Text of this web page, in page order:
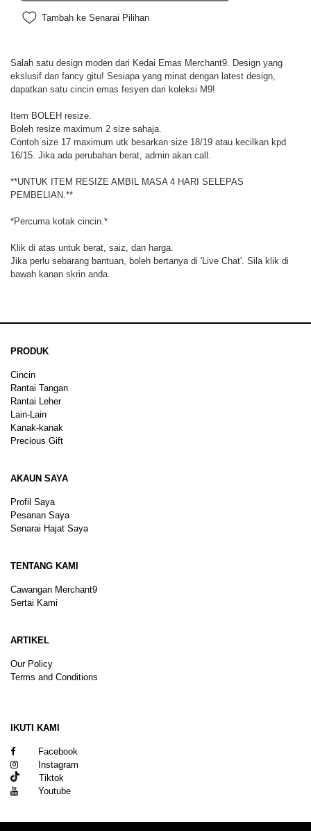
Tambah ke Senarai Pilihan
Salah satu design moden dari Kedai Emas Merchant9. Design yang
ekslusif dan fancy gitu! Sesiapa yang minat dengan latest design,
dapatkan satu cincin emas fesyen dari koleksi M9!
Item BOLEH resize.
Boleh resize maximum 2 size sahaja.
Contoh size 17 maximum utk besarkan size 18/19 atau kecilkan kpd
16/15. Jika ada perubahan berat, admin akan call.
**UNTUK ITEM RESIZE AMBIL MASA 4 HARI SELEPAS
PEMBELIAN.**
*Percuma kotak cincin.*
Klik di atas untuk berat, saiz, dan harga.
Jika perlu sebarang bantuan, boleh bertanya di 'Live Chat'. Sila klik di
bawah kanan skrin anda.
PRODUK
Cincin
Rantai Tangan
Rantai Leher
Lain-Lain
Kanak-kanak
Precious Gift
AKAUN SAYA
Profil Saya
Pesanan Saya
Senarai Hajat Saya
TENTANG KAMI
Cawangan Merchant9
Sertai Kami
ARTIKEL
Our Policy
Terms and Conditions
IKUTI KAMI
Facebook
Instagram
Tiktok
Youtube